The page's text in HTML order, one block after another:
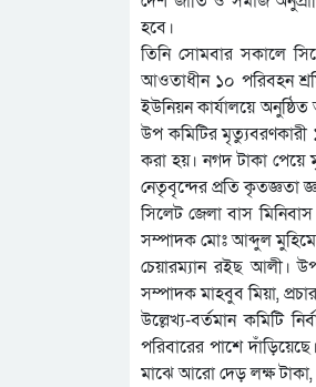
হবে।
তিনি সোমবার সকালে
আওতাধীন ১০ পরিবহন
ইউনিয়ন কার্যালয়ে
উপ কমিটির মৃত্যুবরণকারী
করা হয়। নগদ টাকা পেয়ে
নেতৃবৃন্দের প্রতি কৃতজ্ঞতা
সিলেট জেলা বাস
সম্পাদক মোঃ আব্দুল
চেয়ারম্যান রইছ আলী।
সম্পাদক মাহবুব মিয়া,
উল্লেখ্য-বর্তমান কমিটি
পরিবারের পাশে
মাঝে আরো দেড় লক্ষ টাকা,